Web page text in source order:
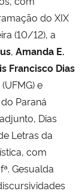
do XIX
(10/12), a
, Amanda E.
Francisco Dias
e
Paraná
Dias
Letras da
com
Gesualda